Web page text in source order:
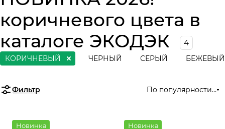
коричневого цвета в
каталоге ЭКОДЭК
4
ЧЕРНЫЙ
КОРИЧНЕВЫЙ СЕРЫЙ БЕЖЕВЫЙ
Фильтр По популярности
Новинка Новинка